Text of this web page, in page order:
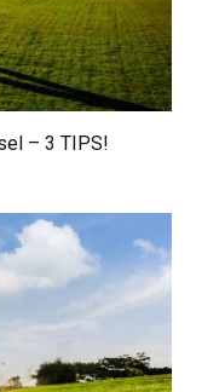
– 3 TIPS!